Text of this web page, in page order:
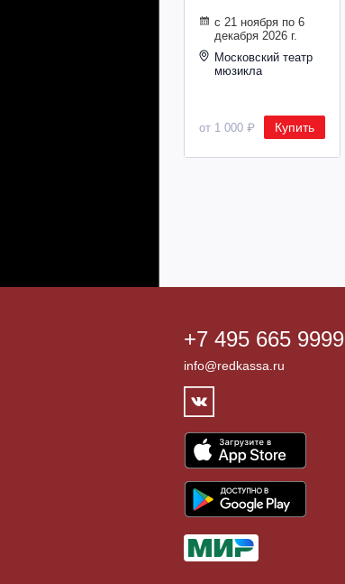
с 21 ноября по 6
декабря 2026 г.
Московский театр
мюзикла
от 1 000 ₽ Купить
+7 495 665 9999
info@redkassa.ru